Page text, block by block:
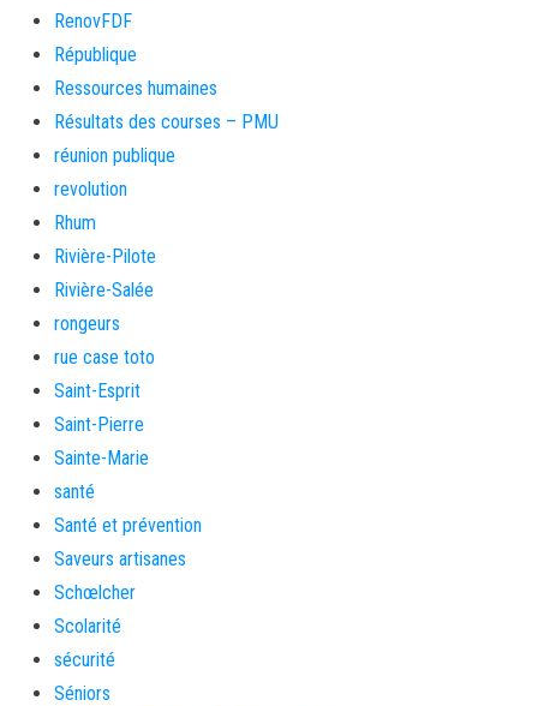
RenovFDF
République
Ressources humaines
Résultats des courses – PMU
réunion publique
revolution
Rhum
Rivière-Pilote
Rivière-Salée
rongeurs
rue case toto
Saint-Esprit
Saint-Pierre
Sainte-Marie
santé
Santé et prévention
Saveurs artisanes
Schœlcher
Scolarité
sécurité
Séniors